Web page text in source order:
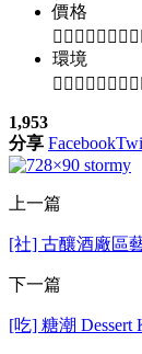
價格
環境
1,953
分享 Facebook
上一篇
[社] 古釀酒廠區
下一篇
[吃] 糖潮 Dessert